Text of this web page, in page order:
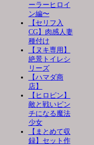
ーラーヒロイ
ン編〜
【セリフ入
CG】肉感人妻
種付け
【ヌキ専用】
絶景トイレシ
リーズ
【ハマダ商
店】
【ヒロピン】
敵と戦いピン
チになる魔法
少女
【まとめて収
録】セット作